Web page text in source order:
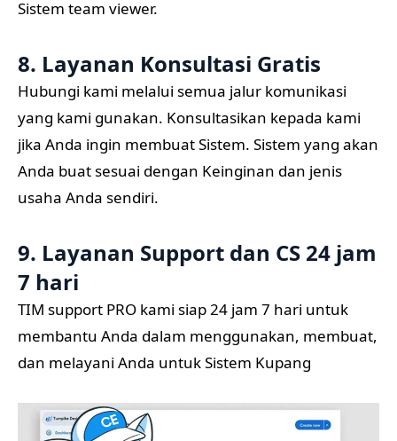
Sistem team viewer.
8. Layanan Konsultasi Gratis
Hubungi kami melalui semua jalur komunikasi
yang kami gunakan. Konsultasikan kepada kami
jika Anda ingin membuat Sistem. Sistem yang akan
Anda buat sesuai dengan Keinginan dan jenis
usaha Anda sendiri.
9. Layanan Support dan CS 24 jam
7 hari
TIM support PRO kami siap 24 jam 7 hari untuk
membantu Anda dalam menggunakan, membuat,
dan melayani Anda untuk Sistem Kupang